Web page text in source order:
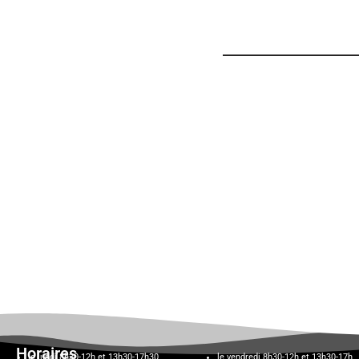
Horaires